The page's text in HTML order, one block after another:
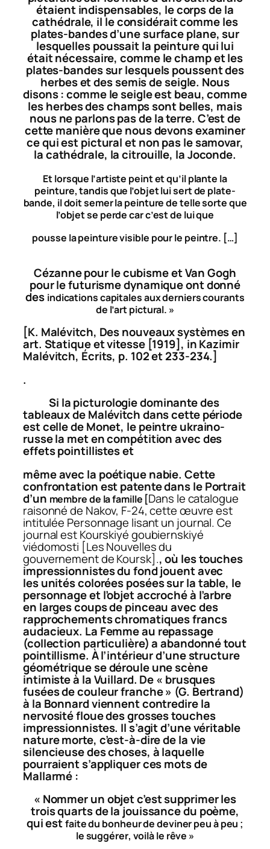
étaient indispensables, le corps de la
cathédrale, il le considérait comme les
plates-bandes d’une surface plane, sur
lesquelles poussait la peinture qui lui
était nécessaire, comme le champ et les
plates-bandes sur lesquels poussent des
herbes et des semis de seigle. Nous
disons : comme le seigle est beau, comme
les herbes des champs sont belles, mais
nous ne parlons pas de la terre. C’est de
cette manière que nous devons examiner
ce qui est pictural et non pas le samovar,
la cathédrale, la citrouille, la Joconde.
Et lorsque l’artiste peint et qu’il plante la
peinture, tandis que l’objet lui sert de plate-
bande, il doit semer la peinture de telle sorte que
l’objet se perde car c’est de lui que
pousse la peinture visible pour le peintre. […]
Cézanne pour le cubisme et Van Gogh
pour le futurisme dynamique ont donné
des indications capitales aux derniers courants
de l’art pictural. »
[K. Malévitch, Des nouveaux systèmes en
art. Statique et vitesse[1919], in Kazimir
Malévitch, Écrits, p. 102 et 233-234.]
.
Si la picturologie dominante des
tableaux de Malévitch dans cette période
est cellede Monet, le peintre ukraino-
russe la met en compétition avec des
effets pointillistes et
même avec la poétique nabie. Cette
confrontation est patente dans lePortrait
d’un membre de la famille [Dans le catalogue
raisonné de Nakov, F-24, cette œuvre est
intitulée Personnage lisant un journal.Ce
journal estKourskiyé goubiernskiyé
viédomosti [Les Nouvelles du
gouvernement de Koursk]., où les touches
impressionnistes du fond jouent avec
lesunités colorées posées sur la table, le
personnage et l’objet accroché à l’arbre
en larges coups de pinceau avec des
rapprochements chromatiques francs
audacieux. La Femme au repassage
(collection particulière) a abandonné tout
pointillisme. À l’intérieur d’une structure
géométrique se déroule une scène
intimiste à la Vuillard. De « brusques
fusées de couleur franche » (G. Bertrand)
à la Bonnard viennent contredire la
nervosité floue des grosses touches
impressionnistes. Il s’agit d’une véritable
nature morte, c’est-à-dire de la vie
silencieuse des choses, à laquelle
pourraient s’appliquer ces mots de
Mallarmé :
« Nommer un objet c’est supprimer les
trois quarts de la jouissance du poème,
qui estfaite du bonheur de deviner peu à peu ;
lesuggérer, voilà le rêve »